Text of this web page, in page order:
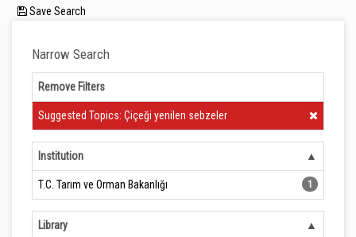
Save Search
Narrow Search
Remove Filters
Clear Filter
Suggested Topics: Çiçeği yenilen sebzeler
Institution
T.C. Tarım ve Orman Bakanlığı 1
Library